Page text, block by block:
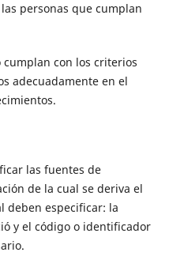
personas que cumplan
con los criterios
adecuadamente en el
las fuentes de
de la cual se deriva el
deben especificar: la
y el código o identificador